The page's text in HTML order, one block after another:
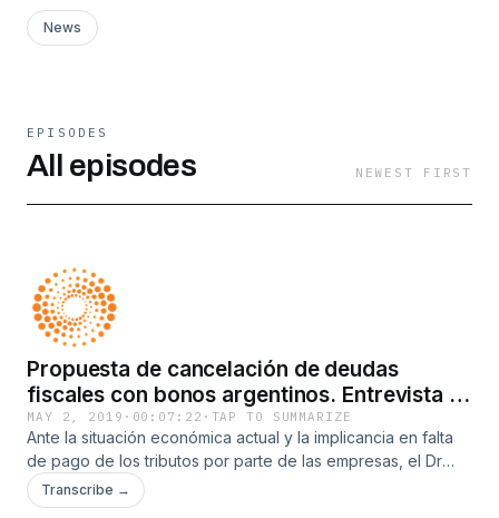
News
EPISODES
All episodes NEWEST FIRST
Propuesta de cancelación de deudas
fiscales con bonos argentinos. Entrevista al
Dr César Litvin
MAY 2, 2019 · 00:07:22 · TAP TO SUMMARIZE
Ante la situación económica actual y la implicancia en falta
de pago de los tributos por parte de las empresas, el Dr
César Litvin especialista tributario, nos comenta cuál sería su
propuesta de cancelación de deudas fiscales con los Bonar
Transcribe →